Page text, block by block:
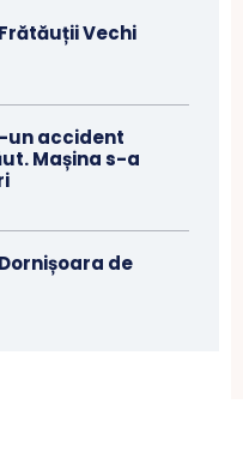
Vechi
un accident
Mașina s-a
de